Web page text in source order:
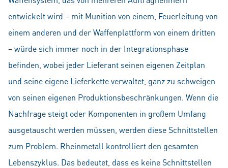
entwickelt wird – mit Munition von einem, Feuerleitung von
einem anderen und der Waffenplattform von einem dritten
– würde sich immer noch in der Integrationsphase
befinden, wobei jeder Lieferant seinen eigenen Zeitplan
und seine eigene Lieferkette verwaltet, ganz zu schweigen
von seinen eigenen Produktionsbeschränkungen. Wenn die
Nachfrage steigt oder Komponenten in großem Umfang
ausgetauscht werden müssen, werden diese Schnittstellen
zum Problem. Rheinmetall kontrolliert den gesamten
Lebenszyklus. Das bedeutet, dass es keine Schnittstellen